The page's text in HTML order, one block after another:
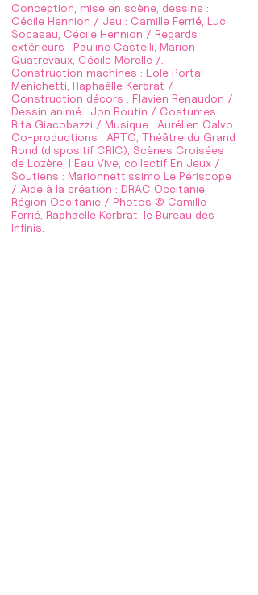
Conception, mise en scène, dessins :
Cécile Hennion / Jeu : Camille Ferrié, Luc
Socasau, Cécile Hennion / Regards
extérieurs : Pauline Castelli, Marion
Quatrevaux, Cécile Morelle /.
Construction machines : Eole Portal-
Menichetti, Raphaëlle Kerbrat /
Construction décors : Flavien Renaudon /
Dessin animé : Jon Boutin / Costumes :
Rita Giacobazzi / Musique : Aurélien Calvo.
Co-productions : ARTO, Théâtre du Grand
Rond (dispositif CRIC), Scènes Croisées
de Lozère, l’Eau Vive, collectif En Jeux /
Soutiens : Marionnettissimo Le Périscope
/ Aide à la création : DRAC Occitanie,
Région Occitanie / Photos © Camille
Ferrié, Raphaëlle Kerbrat, le Bureau des
Infinis.